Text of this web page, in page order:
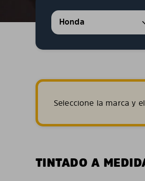
Honda
Seleccione la marca y
TINTADO A